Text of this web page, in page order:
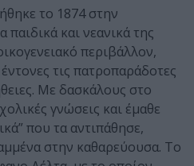
το 1874 στην
παιδικά και νεανικά της
περιβάλλον,
τις πατροπαράδοτες
Με δασκάλους στο
γνώσεις και έμαθε
που τα αντιπάθησε,
στην καθαρεύουσα. Το